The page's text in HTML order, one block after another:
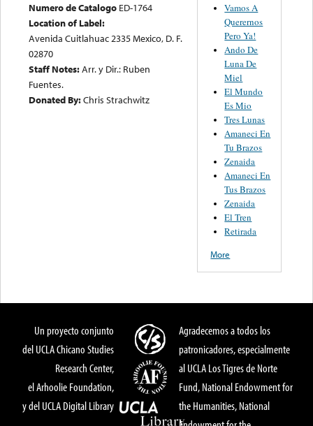
Numero de Catalogo ED-1764
Location of Label:
Avenida Cuitlahuac 2335 Mexico, D. F.
02870
Staff Notes:Arr. y Dir.: Ruben
Fuentes.
Donated By:Chris Strachwitz
Vamos A
Querernos
Pero Ya!
Ando De
Luna De
Miel
El Mundo
Es Mio
Tres Lunas
Amaneci En
Tu Brazos
Zenaida
Amaneci En
Tus Brazos
Zenaida
El Tren
Retirada
More
Un proyecto conjunto
del UCLA Chicano Studies
Research Center,
el Arhoolie Foundation,
y del UCLA Digital Library
Agradecemos a todos los
patronicadores, especialmente
al UCLA Los Tigres de Norte
Fund, National Endowment for
the Humanities, National